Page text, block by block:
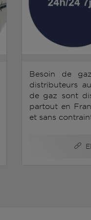
Besoin de
distributeurs
de gaz sont
partout en
et sans